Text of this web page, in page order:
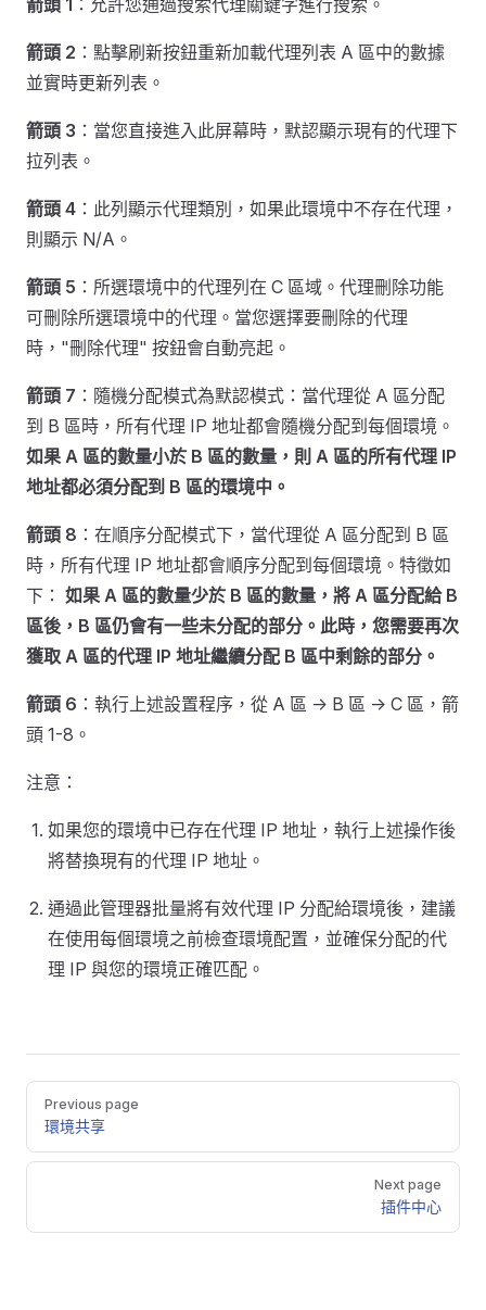
箭頭 2 ：點擊刷新按鈕重新加載代理列表 A 區中的數據
並實時更新列表。
箭頭 3 ：當您直接進入此屏幕時，默認顯示現有的代理下
拉列表。
箭頭 4 ：此列顯示代理類別，如果此環境中不存在代理，
則顯示 N/A。
箭頭 5 ：所選環境中的代理列在 C 區域。代理刪除功能
可刪除所選環境中的代理。當您選擇要刪除的代理
時，"刪除代理" 按鈕會自動亮起。
箭頭 7 ：隨機分配模式為默認模式：當代理從 A 區分配
到 B 區時，所有代理 IP 地址都會隨機分配到每個環境。
如果 A 區的數量小於 B 區的數量，則 A 區的所有代理 IP
地址都必須分配到 B 區的環境中。
箭頭 8 ：在順序分配模式下，當代理從 A 區分配到 B 區
時，所有代理 IP 地址都會順序分配到每個環境。特徵如
下： 如果 A 區的數量少於 B 區的數量，將 A 區分配給 B
區後，B 區仍會有一些未分配的部分。此時，您需要再次
獲取 A 區的代理 IP 地址繼續分配 B 區中剩餘的部分。
箭頭 6 ：執行上述設置程序，從 A 區 -> B 區 -> C 區，箭
頭 1-8。
注意：
如果您的環境中已存在代理 IP 地址，執行上述操作後
將替換現有的代理 IP 地址。
通過此管理器批量將有效代理 IP 分配給環境後，建議
在使用每個環境之前檢查環境配置，並確保分配的代
理 IP 與您的環境正確匹配。
PagerPrevious page
環境共享
Next page
插件中心